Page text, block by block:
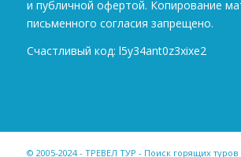
и публичной офертой. Копирование
письменного согласия запрещено.
Счастливый код: l5y34ant0z3xixe2
© 2005-2024 - ТРЕВЕЛ ТУР - Поиск горящих